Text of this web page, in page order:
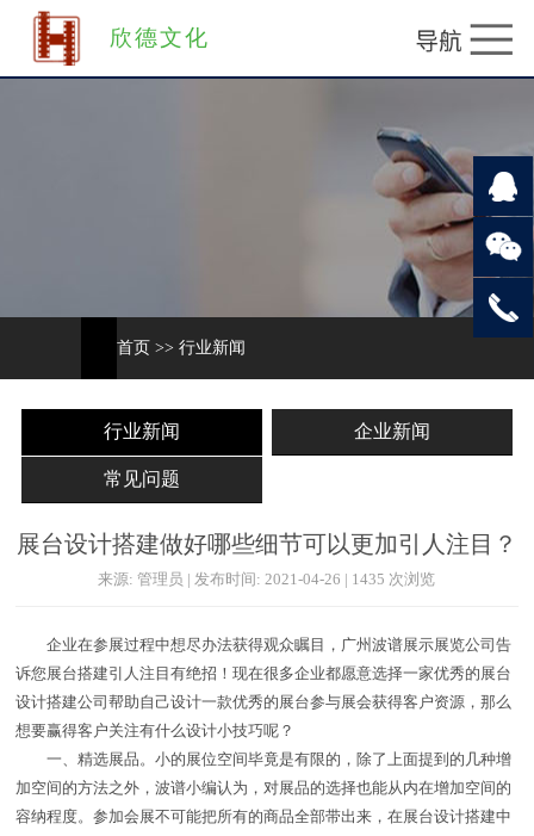
欣德文化
首页 >> 行业新闻
行业新闻 企业新闻
常见问题
展台设计搭建做好哪些细节可以更加引人注目？
来源: 管理员 | 发布时间: 2021-04-26 | 1435 次浏览
企业在参展过程中想尽办法获得观众瞩目，广州波谱展示展览公司告
诉您展台搭建引人注目有绝招！现在很多企业都愿意选择一家优秀的展台
设计搭建公司帮助自己设计一款优秀的展台参与展会获得客户资源，那么
想要赢得客户关注有什么设计小技巧呢？
一、精选展品。小的展位空间毕竟是有限的，除了上面提到的几种增
加空间的方法之外，波谱小编认为，对展品的选择也能从内在增加空间的
容纳程度。参加会展不可能把所有的商品全部带出来，在展台设计搭建中